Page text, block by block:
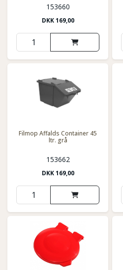
153660
DKK169,00
Filmop Affalds Container 45
ltr. grå
153662
DKK169,00